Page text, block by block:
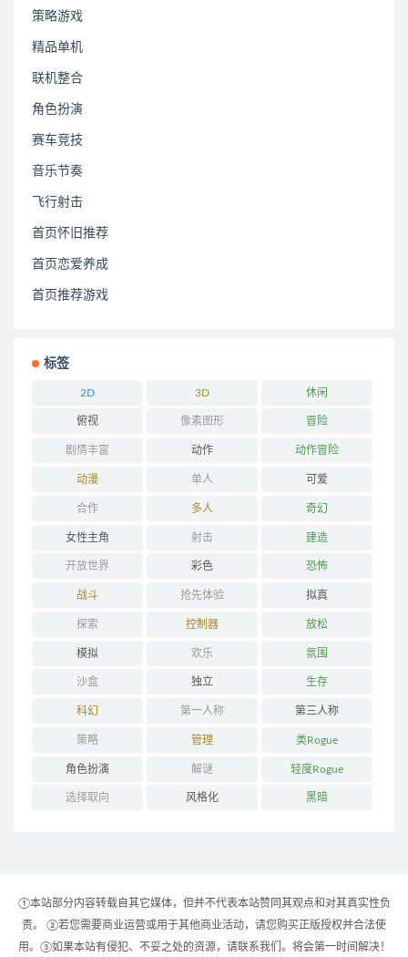
策略游戏
精品单机
联机整合
角色扮演
赛车竞技
音乐节奏
飞行射击
首页怀旧推荐
首页恋爱养成
首页推荐游戏
标签
2D 3D 休闲
俯视 像素图形 冒险
剧情丰富 动作 动作冒险
动漫 单人 可爱
合作 多人 奇幻
女性主角 射击 建造
开放世界 彩色 恐怖
战斗 抢先体验 拟真
探索 控制器 放松
模拟 欢乐 氛围
沙盒 独立 生存
科幻 第一人称 第三人称
策略 管理 类Rogue
角色扮演 解谜 轻度Rogue
选择取向 风格化 黑暗
①本站部分内容转载自其它媒体，但并不代表本站赞同其观点和对其真实性负
责。 ②若您需要商业运营或用于其他商业活动，请您购买正版授权并合法使
用。③如果本站有侵犯、不妥之处的资源，请联系我们。将会第一时间解决！